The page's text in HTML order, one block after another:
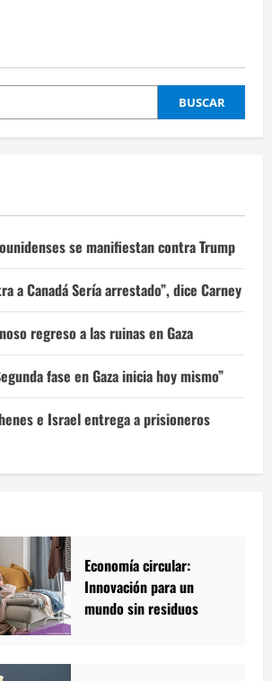
BUSCAR
se manifiestan contra Trump
a Canadá Sería arrestado”, dice Carney
regreso a las ruinas en Gaza
fase en Gaza inicia hoy mismo”
e Israel entrega a prisioneros
Economía circular:
Innovación para un
mundo sin residuos